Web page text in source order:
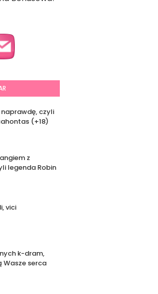
czyli
(+18)
z
legenda Robin
vici
k-dram,
serca